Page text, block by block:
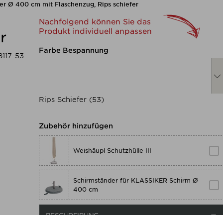
Ø 400 cm mit Flaschenzug, Rips schiefer
53
Nachfolgend können Sie das
Produkt individuell anpassen
Nachfolgend können Sie
Farbe Bespannung
Rips Schiefer (53)
Zubehör hinzufügen
Weishäupl Schutzhülle III
Schirmständer für KLASSIKER Schirm Ø
400 cm